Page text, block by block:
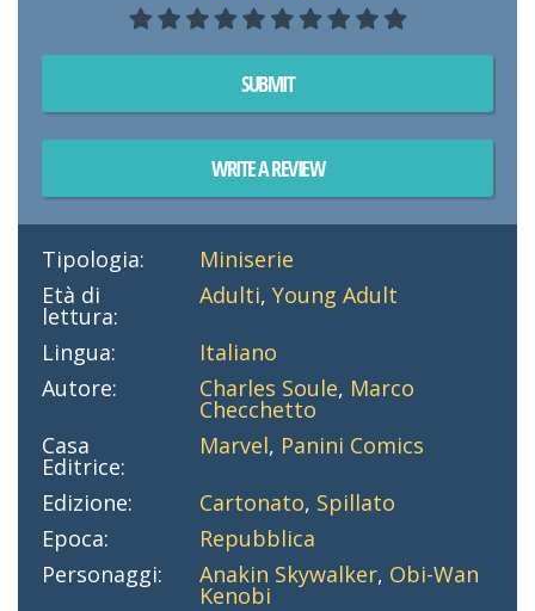
SUBMIT
WRITE A REVIEW
Tipologia:
Miniserie
Età di
lettura:
Adulti,Young Adult
Lingua:
Italiano
Autore:
Charles Soule, Marco
Checchetto
Casa
Editrice:
Marvel, Panini Comics
Edizione:
Cartonato, Spillato
Epoca:
Repubblica
Personaggi:
Anakin Skywalker, Obi-Wan
Kenobi